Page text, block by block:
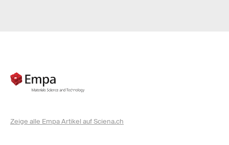
Zeige alle Empa Artikel auf Sciena.ch